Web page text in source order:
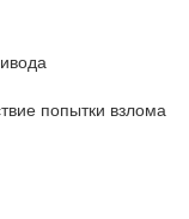
попытки взлома